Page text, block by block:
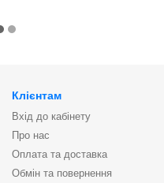
Клієнтам
Вхід до кабінету
Про нас
Оплата та доставка
Обмін та повернення